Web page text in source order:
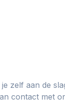
stimuleren,
zelf aan de
contact met